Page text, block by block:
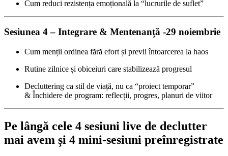
Cum reduci rezistența emoțională la “lucrurile de suflet”
Sesiunea 4 – Integrare & Mentenanță -29 noiembrie
Cum menții ordinea fără efort și previi întoarcerea la haos
Rutine zilnice și obiceiuri care stabilizează progresul
Decluttering ca stil de viață, nu ca “proiect temporar”
& Închidere de program: reflecții, progres, planuri de viitor
Pe lângă cele 4 sesiuni live de declutter
mai avem și 4 mini-sesiuni preînregistrate